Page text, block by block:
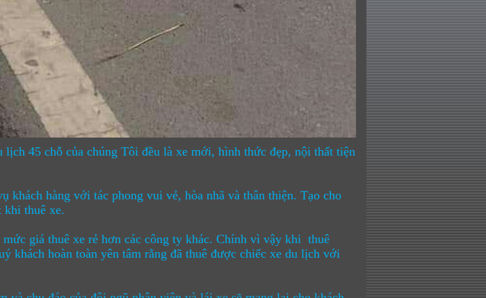
lịch 45 chỗ của chúng Tôi đều là xe mới, hình thức đẹp, nội thất tiện
khách hàng với tác phong vui vẻ, hòa nhã và thân thiện. Tạo cho
khi thuê xe.
giá thuê xe rẻ hơn các công ty khác. Chính vì vậy khi thuê
khách hoàn toàn yên tâm rằng đã thuê được chiếc xe du lịch với